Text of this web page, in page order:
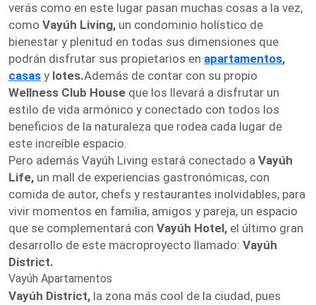
verás como en este lugar pasan muchas cosas a la vez,
como Vayúh Living, un condominio holístico de
bienestar y plenitud en todas sus dimensiones que
podrán disfrutar sus propietarios en apartamentos,
casas y lotes.Además de contar con su propio
Wellness Club House que los llevará a disfrutar un
estilo de vida armónico y conectado con todos los
beneficios de la naturaleza que rodea cada lugar de
este increíble espacio.
Pero además Vayúh Living estará conectado a Vayúh
Life, un mall de experiencias gastronómicas, con
comida de autor, chefs y restaurantes inolvidables, para
vivir momentos en familia, amigos y pareja, un espacio
que se complementará con Vayúh Hotel, el último gran
desarrollo de este macroproyecto llamado: Vayúh
District.
Vayúh Apartamentos
Vayúh District, la zona más cool de la ciudad, pues